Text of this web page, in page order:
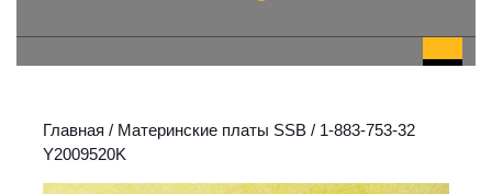
Главная / Материнские платы SSB / 1-883-753-32
Y2009520K